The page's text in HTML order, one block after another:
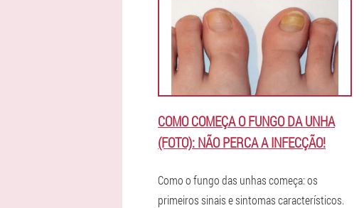
COMO COMEÇA O FUNGO DA UNHA
(FOTO): NÃO PERCA A INFECÇÃO!
Como o fungo das unhas começa: os
primeiros sinais e sintomas característicos.